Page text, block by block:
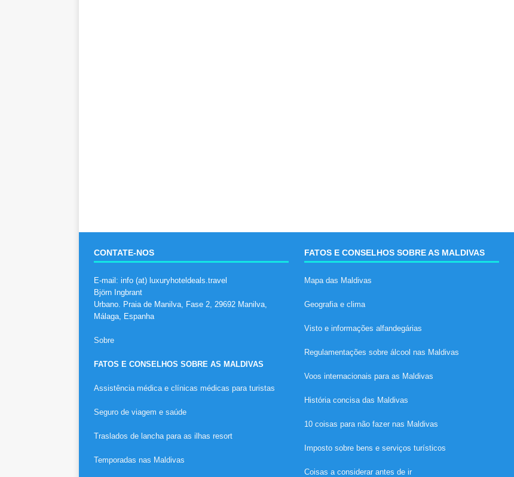
CONTATE-NOS
E-mail: info (at) luxuryhoteldeals.travel
Björn Ingbrant
Urbano. Praia de Manilva, Fase 2, 29692 Manilva,
Málaga, Espanha
Sobre
FATOS E CONSELHOS SOBRE AS MALDIVAS
Assistência médica e clínicas médicas para turistas
Seguro de viagem e saúde
Traslados de lancha para as ilhas resort
Temporadas nas Maldivas
FATOS E CONSELHOS SOBRE AS MALDIVAS
Mapa das Maldivas
Geografia e clima
Visto e informações alfandegárias
Regulamentações sobre álcool nas Maldivas
Voos internacionais para as Maldivas
História concisa das Maldivas
10 coisas para não fazer nas Maldivas
Imposto sobre bens e serviços turísticos
Coisas a considerar antes de ir